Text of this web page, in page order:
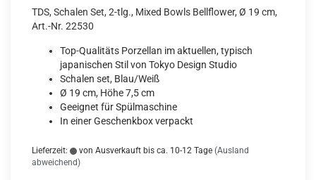
TDS, Schalen Set, 2-tlg., Mixed Bowls Bellflower, Ø 19 cm,
Art.-Nr. 22530
Top-Qualitäts Porzellan im aktuellen, typisch
japanischen Stil von Tokyo Design Studio
Schalen set, Blau/Weiß
Ø 19 cm, Höhe 7,5 cm
Geeignet für Spülmaschine
In einer Geschenkbox verpackt
Lieferzeit: von Ausverkauft bis ca. 10-12 Tage (Ausland
abweichend)